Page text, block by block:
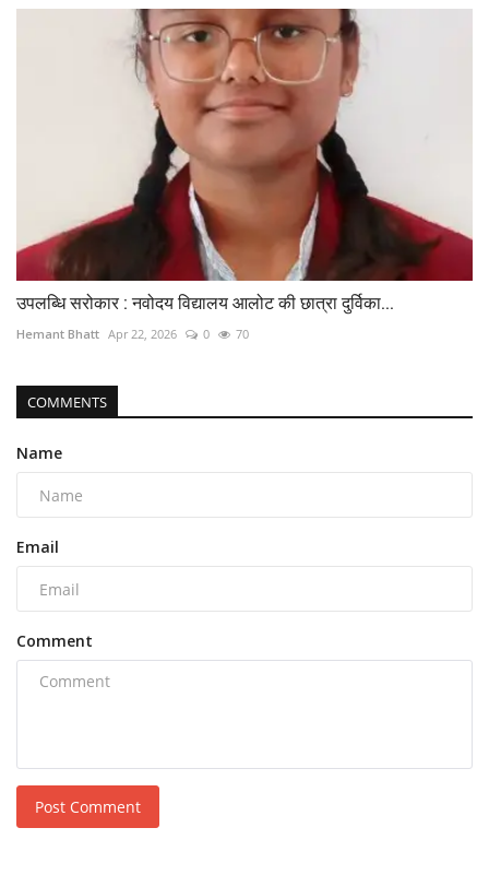
उपलब्धि सरोकार : नवोदय विद्यालय आलोट की छात्रा दुर्विका...
Hemant Bhatt Apr 22, 2026 0 70
COMMENTS
Name
Email
Comment
Post Comment